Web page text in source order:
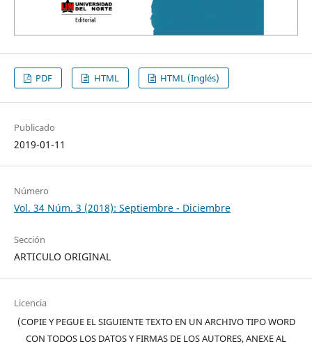
PDF HTML HTML (Inglés)
Publicado
2019-01-11
Número
Vol. 34 Núm. 3 (2018): Septiembre - Diciembre
Sección
ARTICULO ORIGINAL
Licencia
(COPIE Y PEGUE EL SIGUIENTE TEXTO EN UN ARCHIVO TIPO WORD
CON TODOS LOS DATOS Y FIRMAS DE LOS AUTORES, ANEXE AL